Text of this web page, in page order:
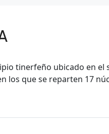
tinerfeño ubicado en el
los que se reparten 17